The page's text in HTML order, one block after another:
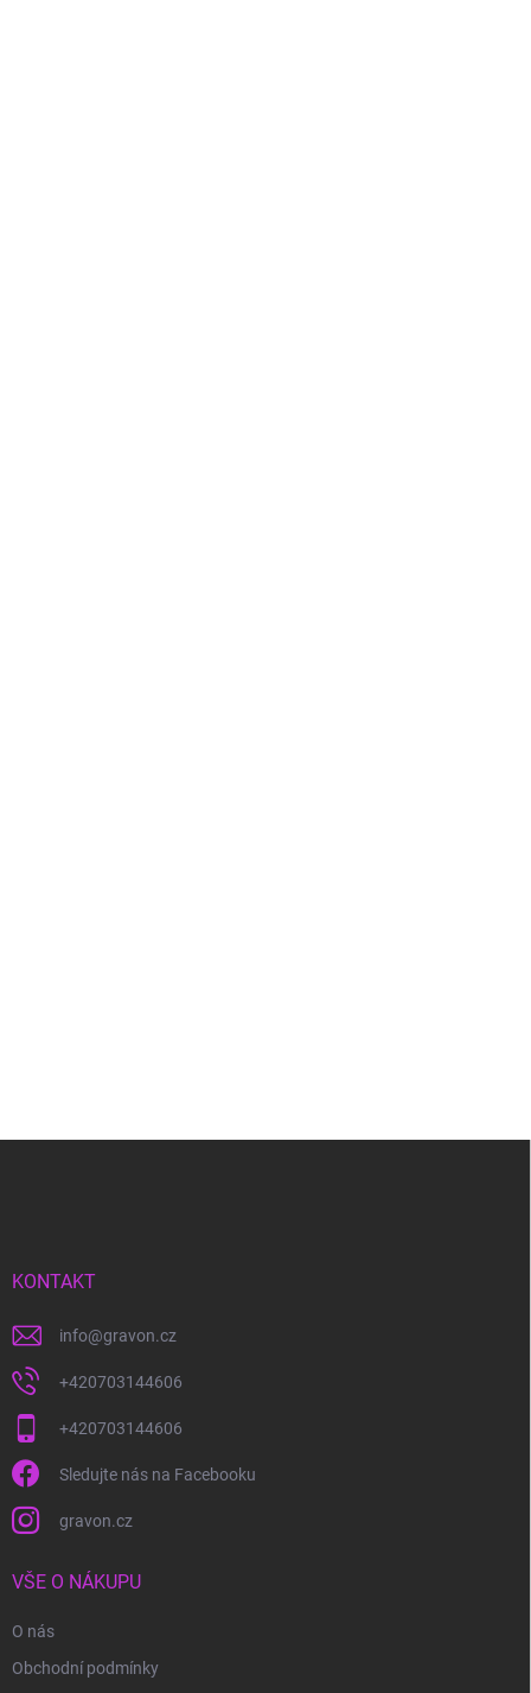
KONTAKT
info@gravon.cz
+420703144606
+420703144606
Sledujte nás na Facebooku
gravon.cz
VŠE O NÁKUPU
O nás
Obchodní podmínky